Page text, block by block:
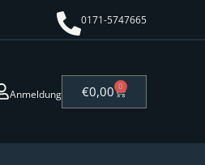
0171-5747665
Anmeldung €0,00 0